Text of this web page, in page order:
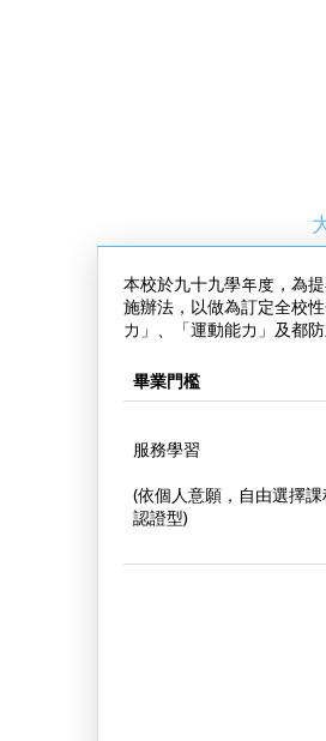
本校於九十九學年度，為
施辦法，以做為訂定全校
力」、「運動能力」及都
畢業門檻
服務學習
(依個人意願，自由選擇
認證型)